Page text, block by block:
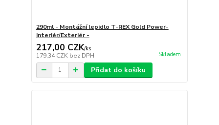
290ml - Montážní lepidlo T-REX Gold Power-
Interiér/Exteriér -
217,00 CZK/ks
179,34 CZK bez DPH Skladem
Přidat do košíku